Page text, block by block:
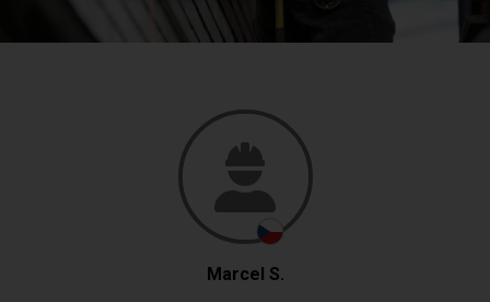
Marcel S.